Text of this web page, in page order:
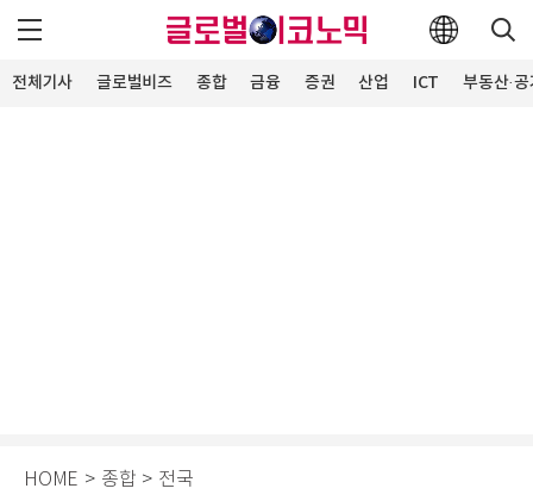
전체기사 글로벌비즈 종합 금융 증권 산업 ICT 부동산·
HOME > 종합 > 전국